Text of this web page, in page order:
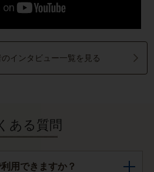
インタビュー一覧を見る
ある質問
用できますか？